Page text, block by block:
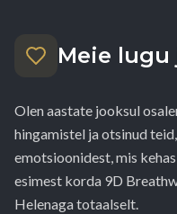
Meie
Olen aastate jooksul
hingamistel ja otsinud
emotsioonidest, mis
esimest korda 9D
Helenaga totaalselt.